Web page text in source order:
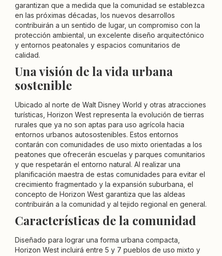
garantizan que a medida que la comunidad se establezca
en las próximas décadas, los nuevos desarrollos
contribuirán a un sentido de lugar, un compromiso con la
protección ambiental, un excelente diseño arquitectónico
y entornos peatonales y espacios comunitarios de
calidad.
Una visión de la vida urbana
sostenible
Ubicado al norte de Walt Disney World y otras atracciones
turísticas, Horizon West representa la evolución de tierras
rurales que ya no son aptas para uso agrícola hacia
entornos urbanos autosostenibles. Estos entornos
contarán con comunidades de uso mixto orientadas a los
peatones que ofrecerán escuelas y parques comunitarios
y que respetarán el entorno natural. Al realizar una
planificación maestra de estas comunidades para evitar el
crecimiento fragmentado y la expansión suburbana, el
concepto de Horizon West garantiza que las aldeas
contribuirán a la comunidad y al tejido regional en general.
Características de la comunidad
Diseñado para lograr una forma urbana compacta,
Horizon West incluirá entre 5 y 7 pueblos de uso mixto y